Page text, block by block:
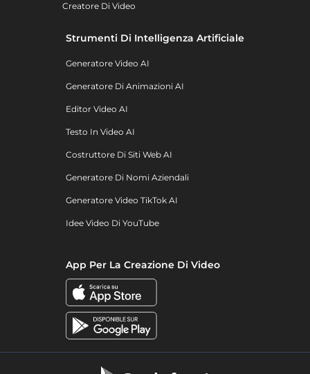
Creatore Di Video
Strumenti Di Intelligenza Artificiale
Generatore Video AI
Generatore Di Animazioni AI
Editor Video AI
Testo In Video AI
Costruttore Di Siti Web AI
Generatore Di Nomi Aziendali
Generatore Video TikTok AI
Idee Video Di YouTube
App Per La Creazione Di Video